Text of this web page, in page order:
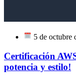
5 de octubre
Certificación
potencia y estilo!